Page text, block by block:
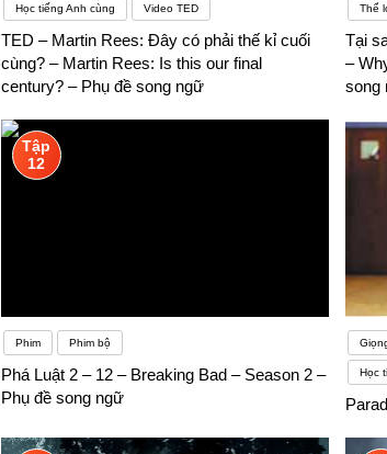
Học tiếng Anh cùng Video TED
TED – Martin Rees: Đây có phải thế kỉ cuối
cùng? – Martin Rees: Is this our final
century? – Phụ đề song ngữ
Thể
Tại
–
song
Tập
12
Phim Phim bộ
Phá Luật 2 – 12 – Breaking Bad – Season 2 –
Phụ đề song ngữ
Học